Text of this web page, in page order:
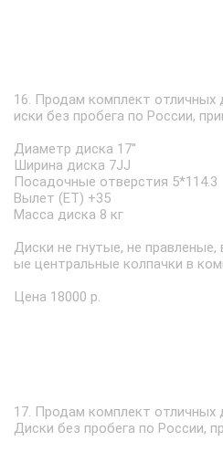
16. Продам комплект отличных
иски без пробега по России,
Диаметр диска 17''
Ширина диска 7JJ
Посадочные отверстия 5*114.3
Вылет (ET) +35
Масса диска 8 кг
Диски не гнутые, не
ые центральные колпачки в
Цена 18000 р.
17. Продам комплект отличных
Диски без пробега по России,